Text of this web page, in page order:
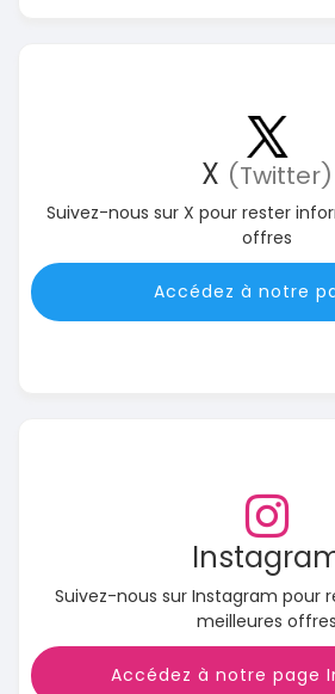
X (Twitter)
Suivez-nous sur X pour rester
offres
Accédez à notre
Suivez-nous sur Instagram pour
meilleures offres
Accédez à notre page